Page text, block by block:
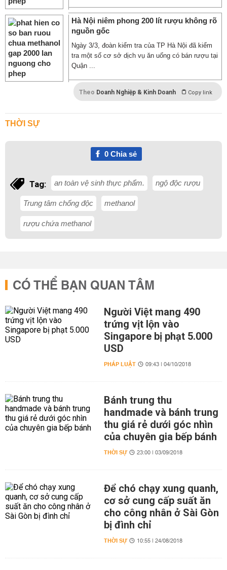
Hà Nội niêm phong 200 lít rượu không rõ
nguồn gốc
Ngày 3/3, đoàn kiểm tra của TP Hà Nội đã kiểm
tra một số cơ sở dịch vụ ăn uống có bán rượu tại
Quận ...
Theo Doanh Nghiệp & Kinh Doanh Copy link
THỜI SỰ
0Chia sẻ
Tag: an toàn vệ sinh thực phẩm. ngộ độc rượu
Trung tâm chống độc methanol
rượu chứa methanol
CÓ THỂ BẠN QUAN TÂM
Người Việt mang 490
trứng vịt lộn vào
Singapore bị phạt 5.000
USD
PHÁP LUẬT 09:43 | 04/10/2018
Bánh trung thu
handmade và bánh trung
thu giá rẻ dưới góc nhìn
của chuyên gia bếp bánh
THỜI SỰ 23:00 | 03/09/2018
Để chó chạy xung quanh,
cơ sở cung cấp suất ăn
cho công nhân ở Sài Gòn
bị đình chỉ
THỜI SỰ 10:55 | 24/08/2018